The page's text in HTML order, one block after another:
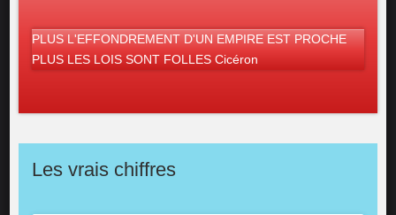
PLUS L'EFFONDREMENT D'UN EMPIRE EST PROCHE
PLUS LES LOIS SONT FOLLES Cicéron
Les vrais chiffres